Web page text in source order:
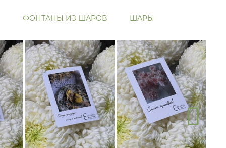
ФОНТАНЫ ИЗ ШАРОВ ШАРЫ